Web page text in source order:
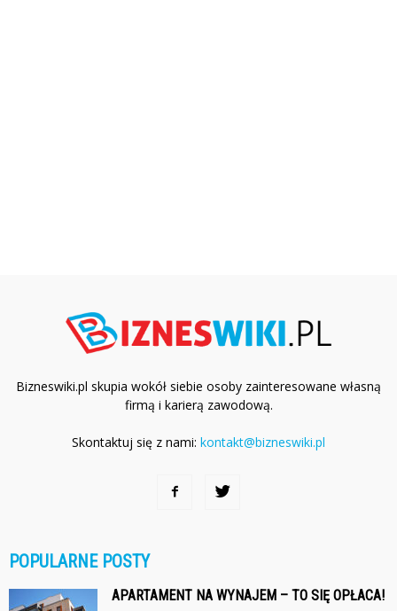
Bizneswiki.pl skupia wokół siebie osoby zainteresowane własną
firmą i karierą zawodową.
Skontaktuj się z nami: kontakt@bizneswiki.pl
POPULARNE POSTY
APARTAMENT NA WYNAJEM – TO SIĘ OPŁACA!